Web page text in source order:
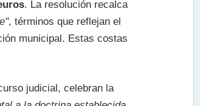
. La resolución recalca
, términos que reflejan el
municipal. Estas costas
judicial, celebran la